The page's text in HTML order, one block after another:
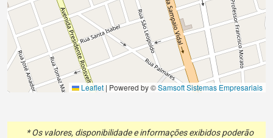
Leaflet | Powered by ©Samsoft Sistemas Empresariais
* Os valores, disponibilidade e informações exibidos poderão